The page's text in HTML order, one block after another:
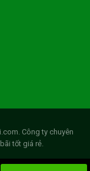
. Công ty chuyên
tốt giá rẻ.
giặt là công nghiệp